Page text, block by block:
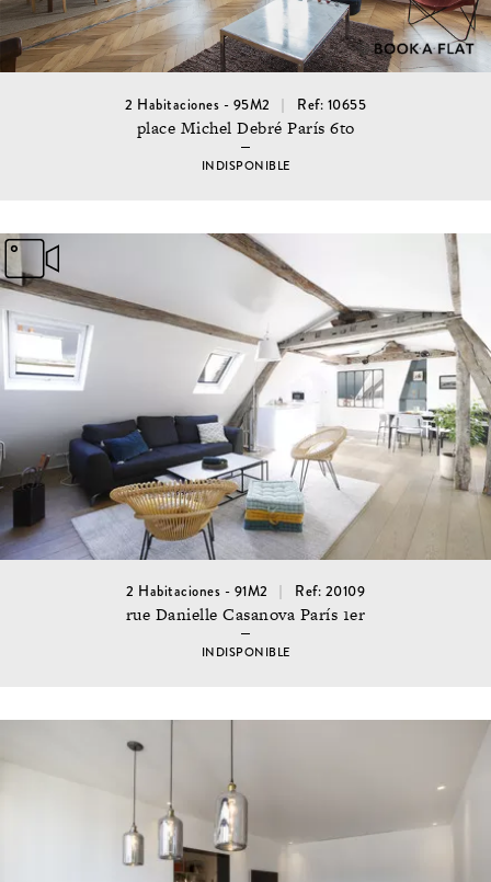
2 Habitaciones - 95M2 Ref: 10655
place Michel Debré París 6to
INDISPONIBLE
2 Habitaciones - 91M2 Ref: 20109
rue Danielle Casanova París 1er
INDISPONIBLE